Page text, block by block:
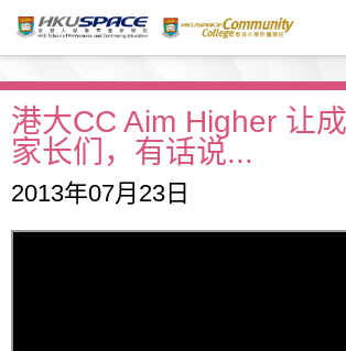
主
容港大CC Aim Higher 让
家长们，有话说...
2013年07月23日